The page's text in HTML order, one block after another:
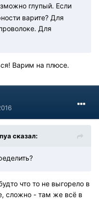
глупый. Если
варите? Для
Для
Варим на плюсе.
сказал:
что то не выгорело в
сложно - там же всё в